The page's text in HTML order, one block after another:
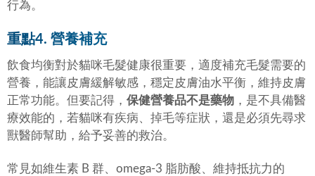
行為。
重點4. 營養補充
飲食均衡對於貓咪毛髮健康很重要，適度補充毛髮需要的
營養，能讓皮膚緩解敏感，穩定皮膚油水平衡，維持皮膚
正常功能。但要記得， 保健營養品不是藥物 ，是不具備醫
療效能的，若貓咪有疾病、掉毛等症狀，還是必須先尋求
獸醫師幫助，給予妥善的救治。
常見如維生素 B 群、omega-3 脂肪酸、維持抵抗力的